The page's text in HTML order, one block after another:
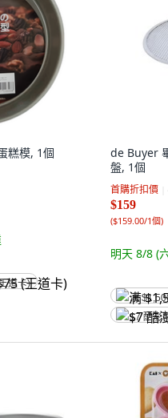
糕模, 1個
道卡)
de Buyer
盤, 1個
首購折扣價
$159
($159.00/1個)
明天 8/8 (
满
$7 酷澎